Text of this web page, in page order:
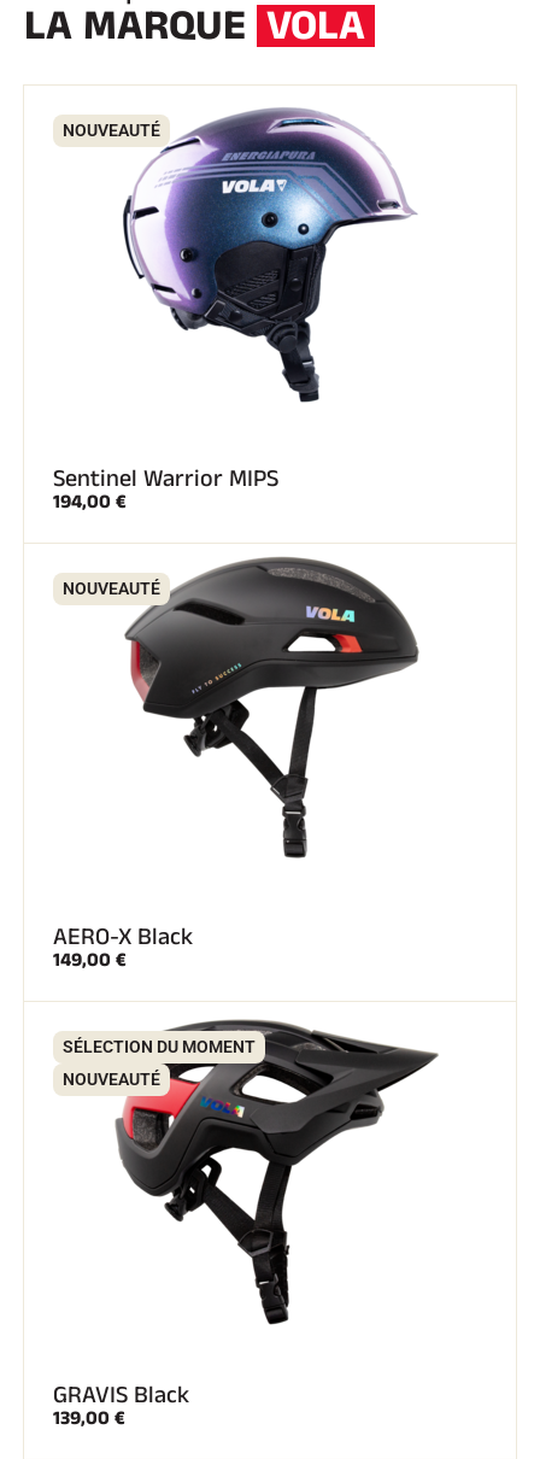
LA MARQUE VOLA
NOUVEAUTÉ
Sentinel Warrior MIPS
194,00 €
NOUVEAUTÉ
AERO-X Black
149,00 €
SÉLECTION DU MOMENT
NOUVEAUTÉ
GRAVIS Black
139,00 €